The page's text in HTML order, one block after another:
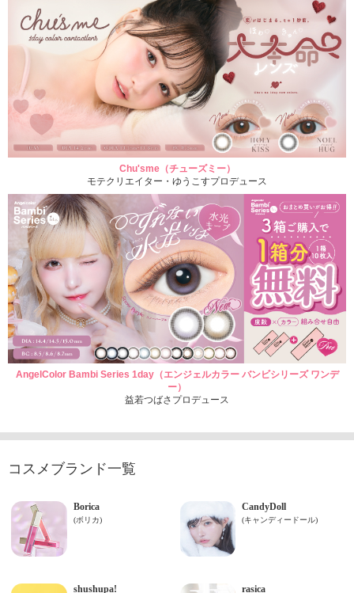
Chu'sme（チューズミー）
モテクリエイター・ゆうこすプロデュース
AngelColor Bambi Series 1day（エンジェルカラー バンビシリーズ ワンデ
ー）
益若つばさプロデュース
コスメブランド一覧